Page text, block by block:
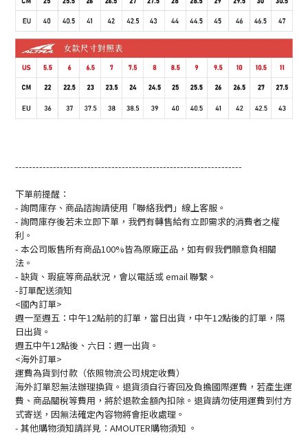
------------------------------------------------------------------
下單前提醒：
- 詢問庫存、商品諮詢請使用「聯絡我們」線上客服。
- 詢問庫存後若未立即下單，我們有轉售給有立即需求的消費者之權
利。
- 本公司販售所有商品100%皆為原廠正品，如有假我們願意負相關
法。
- 缺貨、瑕疵等商品狀況，會以電話或 email 聯繫。
-訂單配送須知
<國內訂單>
週一至週五：中午12點前的訂單，當日出貨，中午12點後的訂單，隔
日出貨。
週五中午12點後、六日：週一出貨。
<海外訂單>
運費為貨到付款（依照物流公司規定收費）
海外訂單恕無法辦理換貨。退貨須自行寄回及負擔國際運費，若產生運
費、商品關稅等費用，將於退款金額內扣除。退貨請勿使用運費到付方
式寄送，因無法確定內容物將會拒收處理。
- 其他購物須知請詳見： AMOUTER購物須知 。